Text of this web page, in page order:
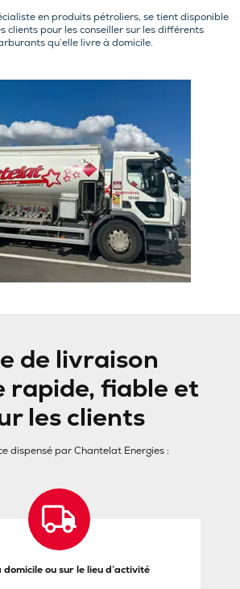
en produits pétroliers, se tient disponible
clients pour les conseiller sur les différents
qu’elle livre à domicile.
de livraison
rapide, fiable et
les clients
dispensé par Chantelat Energies :
ligne, par téléphone ou via l'application
partenaire